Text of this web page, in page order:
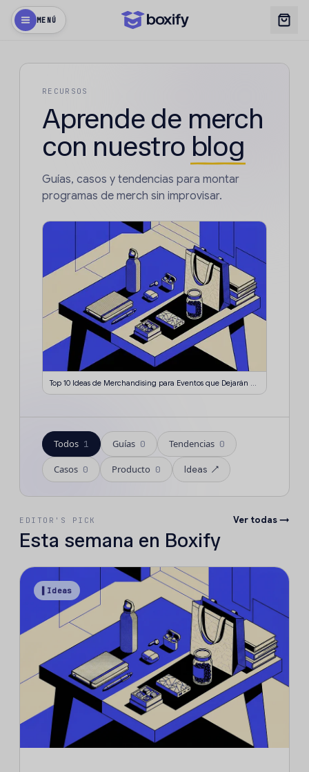
MENÚ
RECURSOS
Aprende de merch
con nuestro blog
Guías, casos y tendencias para montar
programas de merch sin improvisar.
Top 10 Ideas de Merchandising para Eventos que Dejarán Huella en 2026
Todos 1 Guías 0 Tendencias 0
Casos 0 Producto 0 Ideas ↗
EDITOR'S PICK
Esta semana en Boxify
Ver todas →
▌Ideas